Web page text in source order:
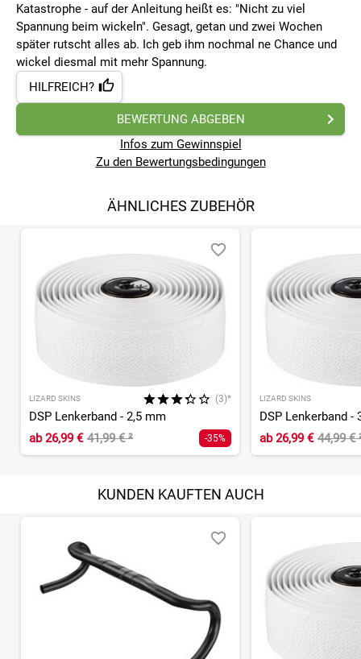
Katastrophe - auf der Anleitung heißt es: "Nicht zu viel
Spannung beim wickeln". Gesagt, getan und zwei Wochen
später rutscht alles ab. Ich geb ihm nochmal ne Chance und
wickel diesmal mit mehr Spannung.
HILFREICH?
BEWERTUNG ABGEBEN
Infos zum Gewinnspiel
Zu den Bewertungsbedingungen
ÄHNLICHES ZUBEHÖR
LIZARD SKINS (3)*
DSP Lenkerband - 2,5 mm
ab26,99 € 41,99 €² -35%
LIZARD SKINS
DSP Lenkerband -
ab26,99 € 44,99 €
KUNDEN KAUFTEN AUCH